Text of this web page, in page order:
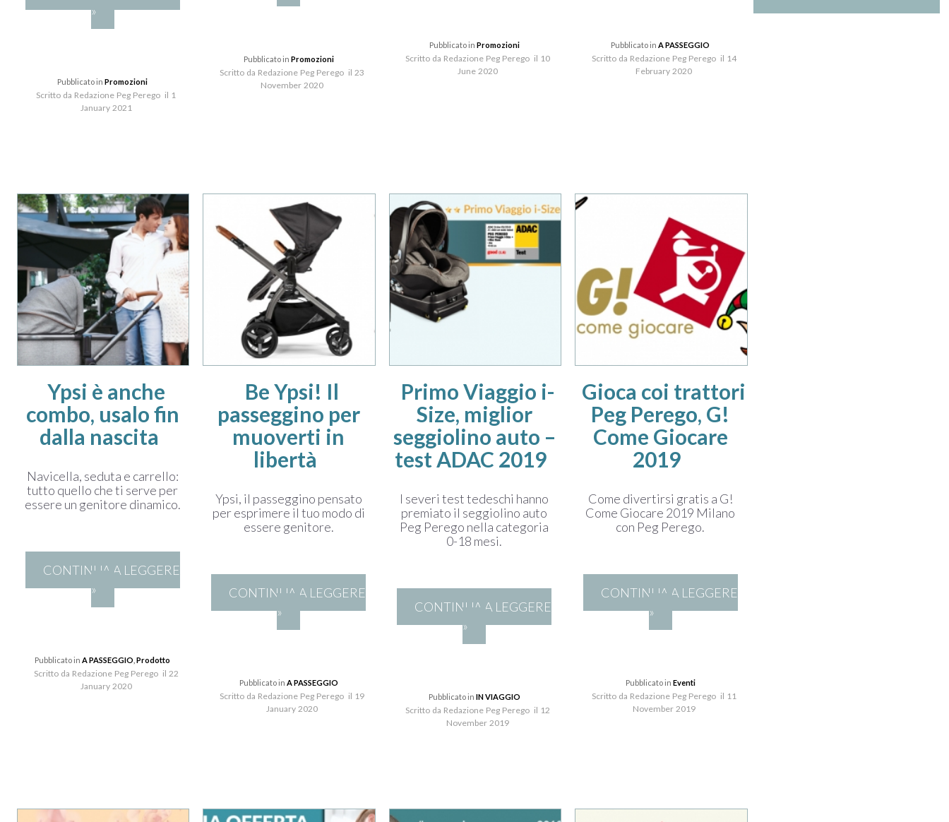
»
Pubblicato inPromozioni
Scritto da Redazione Peg Perego il 1
January 2021
Pubblicato in Promozioni
Scritto da Redazione Peg Perego il 23
November 2020
Pubblicato in Promozioni
Scritto da Redazione Peg Perego il 10
June 2020
Pubblicato inA PASSEGGIO
Scritto da Redazione Peg Perego il 14
February 2020
Ypsi è anche
combo, usalo fin
dalla nascita
Navicella, seduta e carrello:
tutto quello che ti serve per
essere un genitore dinamico.
CONTINUA A LEGGERE
»
Pubblicato inA PASSEGGIO ,Prodotto
Scritto da Redazione Peg Perego il 22
January 2020
Be Ypsi! Il
passeggino per
muoverti in
libertà
Ypsi, il passeggino pensato
per esprimere il tuo modo di
essere genitore.
CONTINUA A LEGGERE
»
Pubblicato in A PASSEGGIO
Scritto da Redazione Peg Perego il 19
January 2020
Primo Viaggio i-
Size, miglior
seggiolino auto –
test ADAC 2019
I severi test tedeschi hanno
premiato il seggiolino auto
Peg Perego nella categoria
0-18 mesi.
CONTINUA A LEGGERE
»
Pubblicato in IN VIAGGIO
Scritto da Redazione Peg Perego il 12
November 2019
Gioca coi trattori
Peg Perego, G!
Come Giocare
2019
Come divertirsi gratis a G!
Come Giocare 2019 Milano
con Peg Perego.
CONTINUA A LEGGERE
»
Pubblicato in Eventi
Scritto da Redazione Peg Perego il 11
November 2019